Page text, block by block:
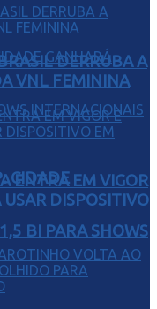
CIDADE
BI PARA SHOWS
DERRUBA A
VNL FEMININA
ENTRA EM VIGOR
DISPOSITIVO